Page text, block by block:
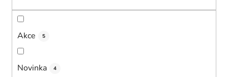
Akce 5
Novinka 4